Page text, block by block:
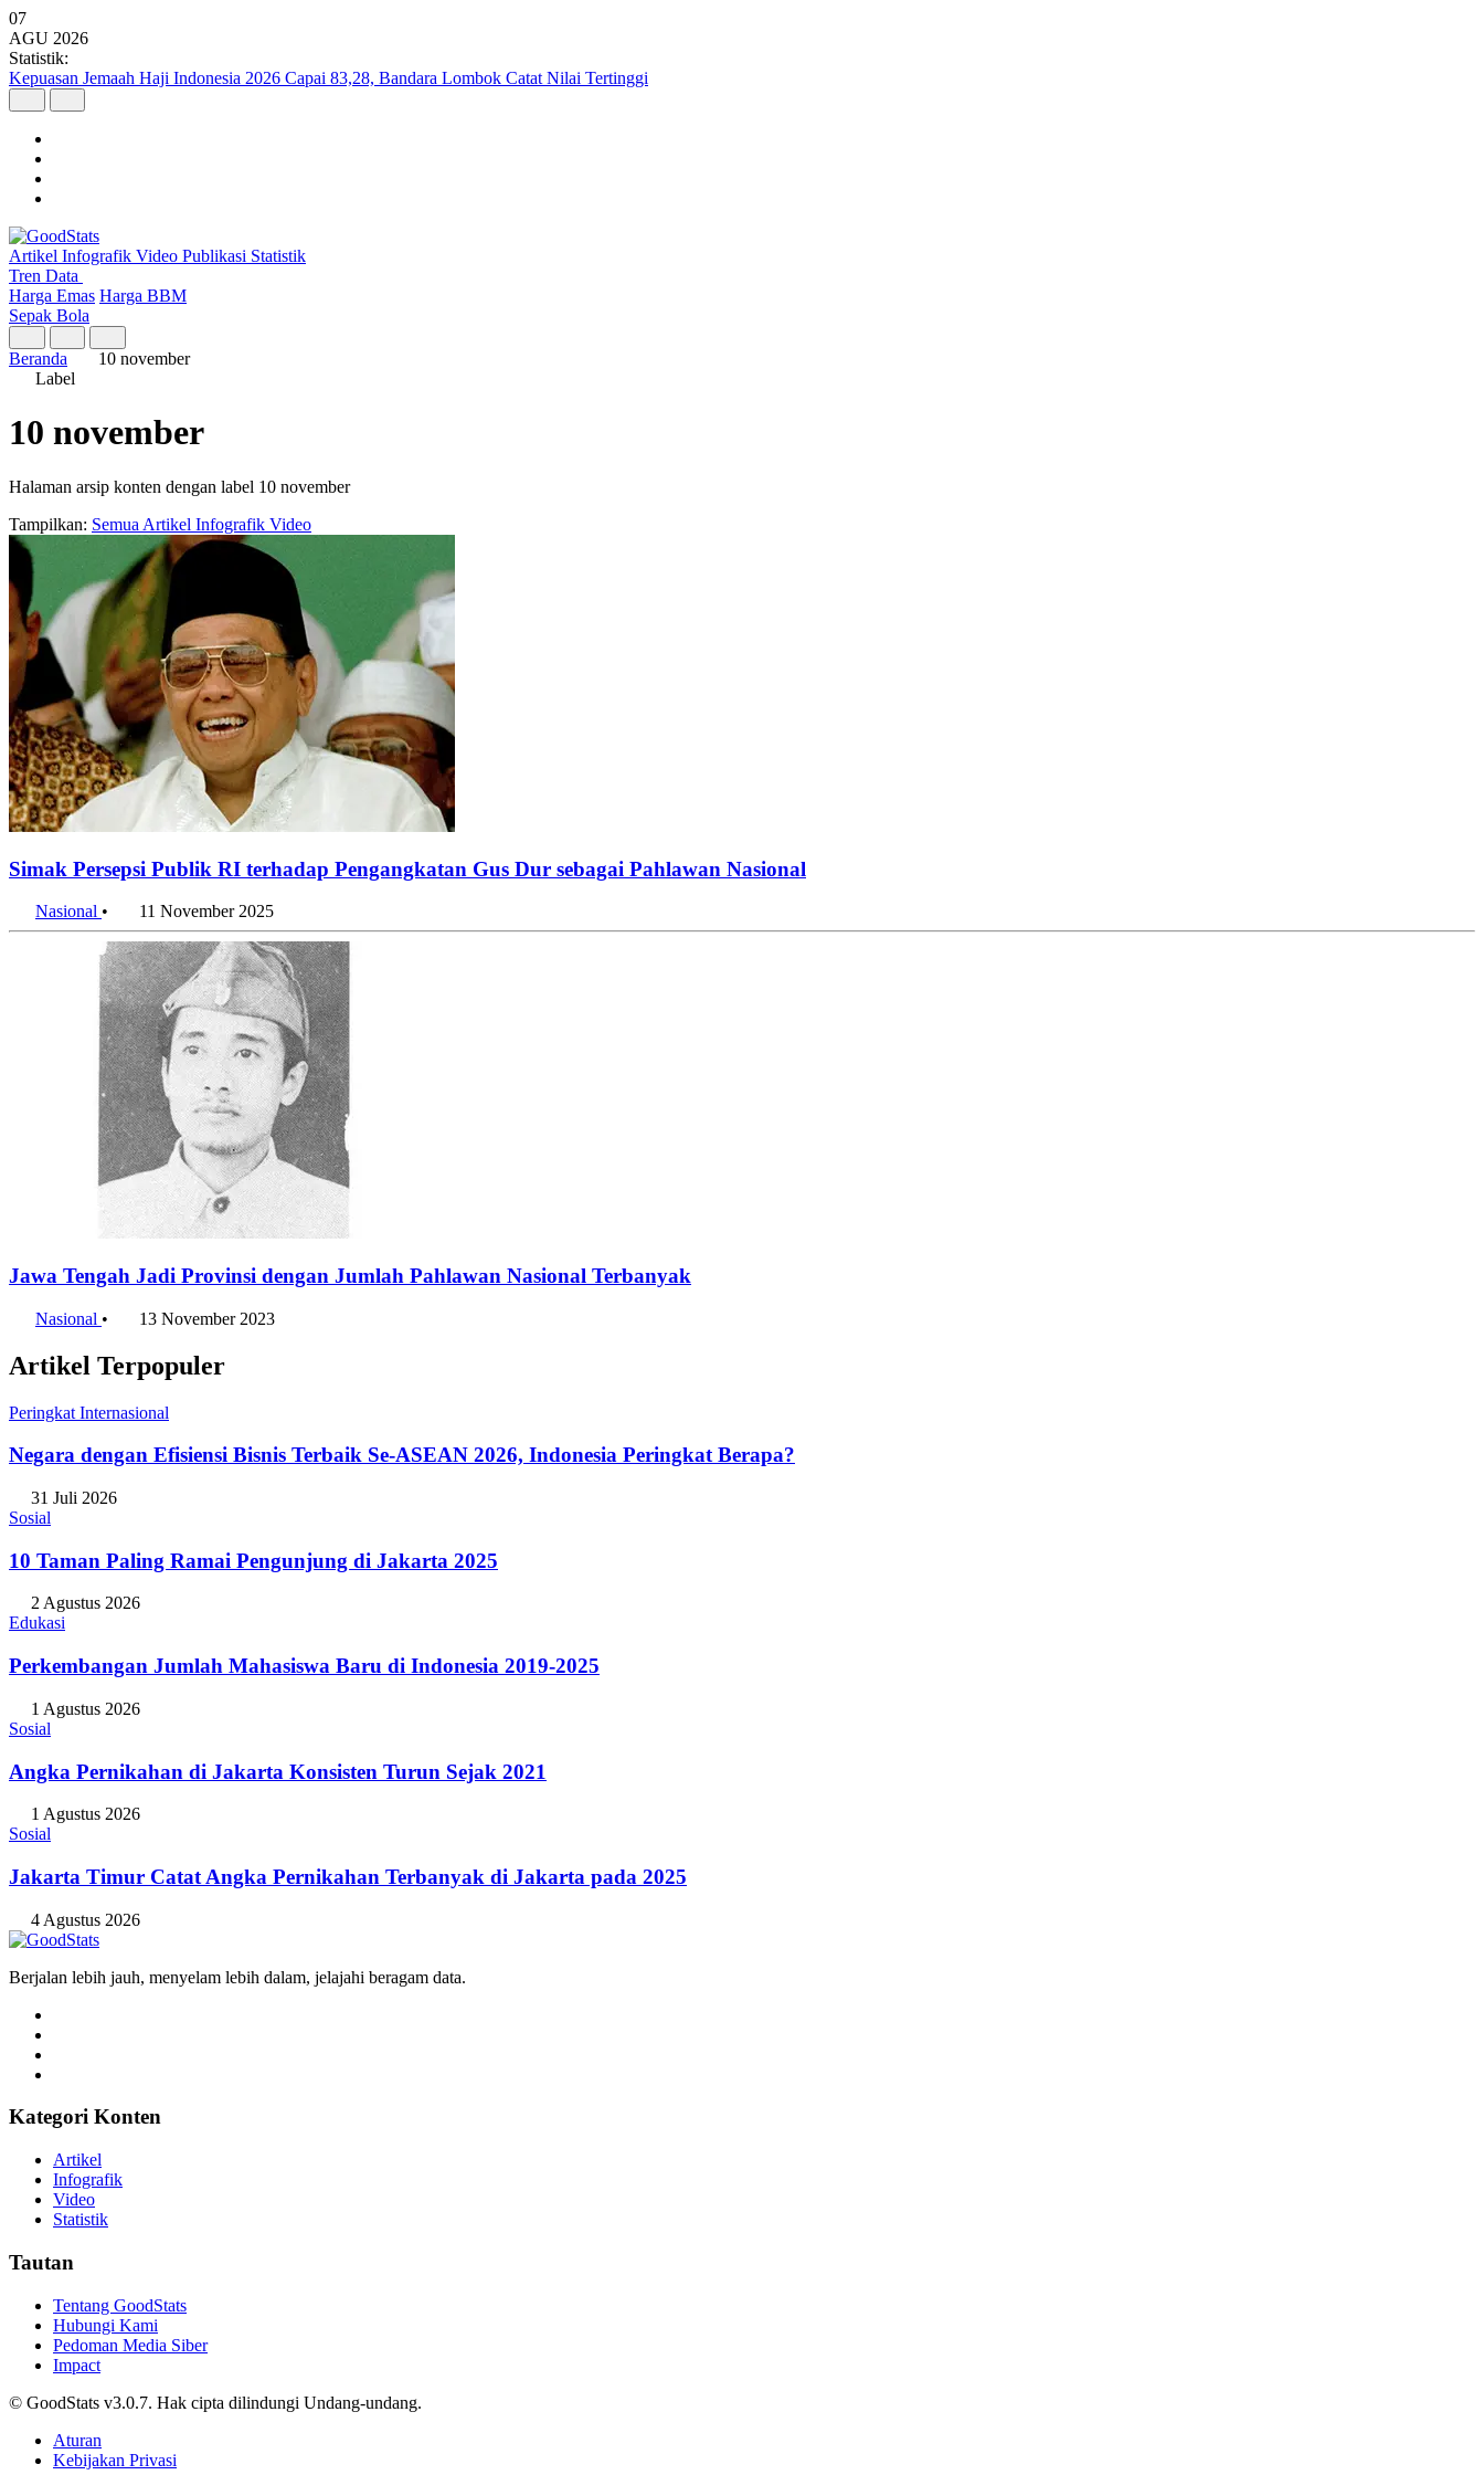
07
AGU 2026
Statistik:
Kepuasan Jemaah Haji Indonesia 2026 Capai 83,28, Bandara Lombok Catat Nilai Tertinggi
Artikel Infografik Video Publikasi Statistik
Tren Data
Harga Emas Harga BBM
Sepak Bola
Beranda
10 november
Label
10 november
Halaman arsip konten dengan label 10 november
Tampilkan: Semua Artikel Infografik Video
Simak Persepsi Publik RI terhadap Pengangkatan Gus Dur sebagai Pahlawan Nasional
Nasional • 11 November 2025
Jawa Tengah Jadi Provinsi dengan Jumlah Pahlawan Nasional Terbanyak
Nasional • 13 November 2023
Artikel Terpopuler
Peringkat Internasional
Negara dengan Efisiensi Bisnis Terbaik Se-ASEAN 2026, Indonesia Peringkat Berapa?
31 Juli 2026
Sosial
10 Taman Paling Ramai Pengunjung di Jakarta 2025
2 Agustus 2026
Edukasi
Perkembangan Jumlah Mahasiswa Baru di Indonesia 2019-2025
1 Agustus 2026
Sosial
Angka Pernikahan di Jakarta Konsisten Turun Sejak 2021
1 Agustus 2026
Sosial
Jakarta Timur Catat Angka Pernikahan Terbanyak di Jakarta pada 2025
4 Agustus 2026
Berjalan lebih jauh, menyelam lebih dalam, jelajahi beragam data.
Kategori Konten
Artikel
Infografik
Video
Statistik
Tautan
Tentang GoodStats
Hubungi Kami
Pedoman Media Siber
Impact
© GoodStats v3.0.7. Hak cipta dilindungi Undang-undang.
Aturan
Kebijakan Privasi